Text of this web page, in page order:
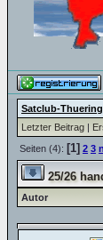
Satclub-
Letzter Beitrag |
Seiten (4): [1] 2 3
25/26
Autor